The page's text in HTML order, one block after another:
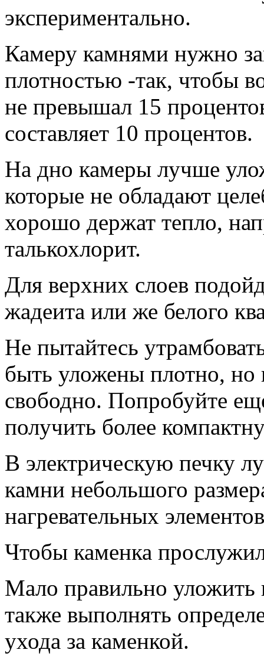
экспериментально.
Камеру камнями нужно
плотностью -так, чтобы
не превышал 15
составляет 10 процентов.
На дно камеры лучше
которые не обладают
хорошо держат тепло,
талькохлорит.
Для верхних слоев
жадеита или же белого
Не пытайтесь
быть уложены плотно, но
свободно. Попробуйте
получить более
В электрическую печку
камни небольшого
нагревательных
Чтобы каменка
Мало правильно уложить
также выполнять
ухода за каменкой.